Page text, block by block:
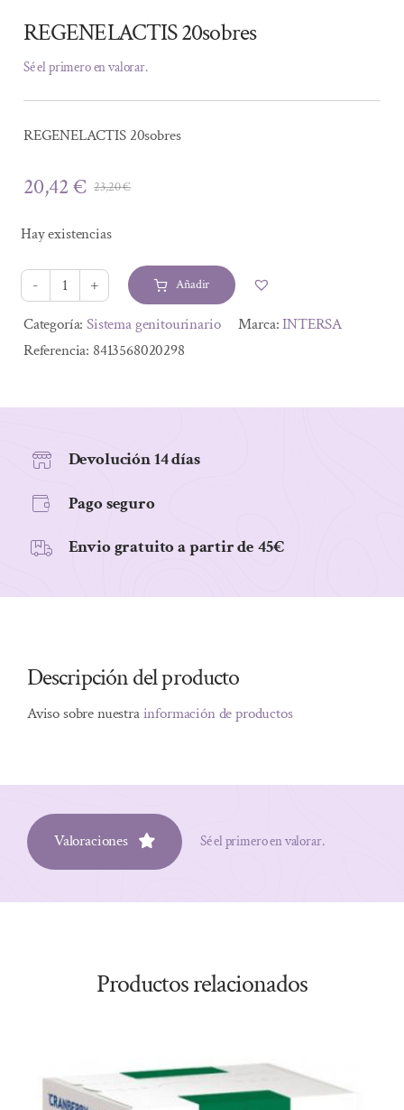
REGENELACTIS 20sobres
Sé el primero en valorar.
REGENELACTIS 20sobres
23,20€El
era:
23,20 €.
20,42€
El
es:
20,42 €.
Hay existencias
REGENELACTIS
20sobres
cantidad
Añadir
Alternative:
Categoría:Sistema genitourinario Marca:INTERSA
Referencia: 8413568020298
Devolución 14 días
Pago seguro
Envio gratuito a partir de 45€
Descripción del producto
Aviso sobre nuestrainformación de productos
Valoraciones Sé el primero en valorar.
Productos relacionados